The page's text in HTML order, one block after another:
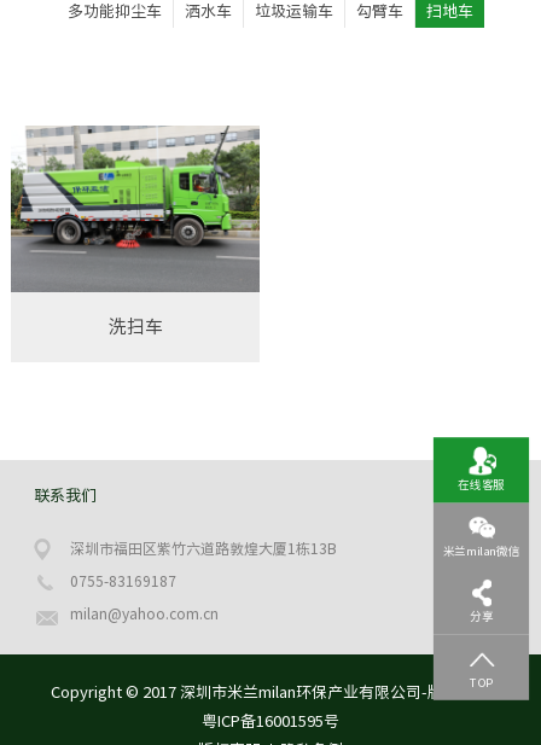
多功能抑尘车 洒水车 垃圾运输车 勾臂车 扫地车
洗扫车
联系我们
深圳市福田区紫竹六道路敦煌大厦1栋13B
0755-83169187
milan@yahoo.com.cn
Copyright © 2017 深圳市米兰milan环保产业有限公司-版权所有
粤ICP备16001595号
在线客服
米兰milan微信
分享
TOP